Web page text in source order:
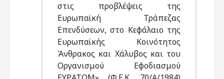
στις προβλέψεις της
Ευρωπαϊκή Τράπεζας
Επενδύσεων, στο Κεφάλαιο της
Ευρωπαϊκής Κοινότητος
Άνθρακος και Χάλυβος και του
Οργανισμού Εφοδιασμού